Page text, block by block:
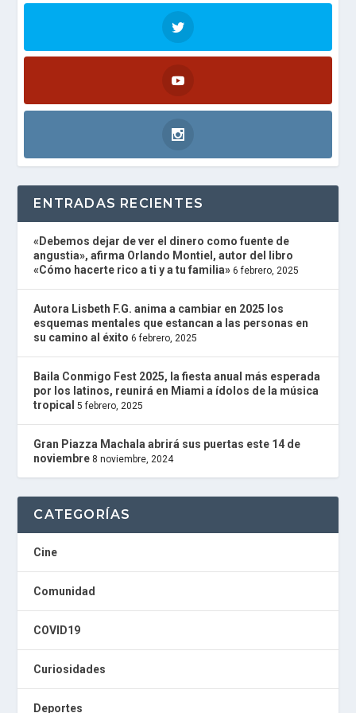
I
L
R
R
R
E
S
S
R
D
I
O
P
G
I
N
powered
by
W
o
r
d
P
r
e
s
e
b
d
e
s
i
D
ENTRADAS RECIENTES
«Debemos dejar de ver el dinero como fuente de
angustia», afirma Orlando Montiel, autor del libro
«Cómo hacerte rico a ti y a tu familia» 6 febrero, 2025
Autora Lisbeth F.G. anima a cambiar en 2025 los
esquemas mentales que estancan a las personas en
su camino al éxito 6 febrero, 2025
Baila Conmigo Fest 2025, la fiesta anual más esperada
por los latinos, reunirá en Miami a ídolos de la música
tropical
5 febrero, 2025
Gran Piazza Machala abrirá sus puertas este 14 de
noviembre 8 noviembre, 2024
CATEGORÍAS
Cine
Comunidad
COVID19
Curiosidades
Deportes